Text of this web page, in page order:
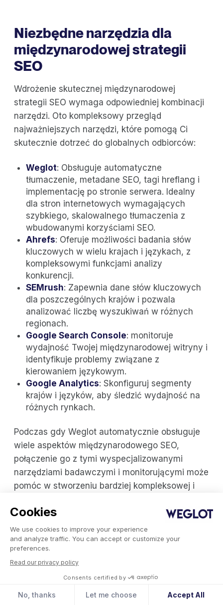
Cookies
We use cookies to improve your experience
and analyze traffic. You can accept or customize your
preferences.
Read our privacy policy
Consents certified by
No, thanks Let me choose Accept All
Niezbędne narzędzia dla
międzynarodowej strategii
SEO
Wdrożenie skutecznej międzynarodowej
strategii SEO wymaga odpowiedniej kombinacji
narzędzi. Oto kompleksowy przegląd
najważniejszych narzędzi, które pomogą Ci
skutecznie dotrzeć do globalnych odbiorców:
Weglot: Obsługuje automatyczne
tłumaczenie, metadane SEO, tagi hreflang i
implementację po stronie serwera. Idealny
dla stron internetowych wymagających
szybkiego, skalowalnego tłumaczenia z
wbudowanymi korzyściami SEO.
Ahrefs: Oferuje możliwości badania słów
kluczowych w wielu krajach i językach, z
kompleksowymi funkcjami analizy
konkurencji.
SEMrush: Zapewnia dane słów kluczowych
dla poszczególnych krajów i pozwala
analizować liczbę wyszukiwań w różnych
regionach.
Google Search Console: monitoruje
wydajność Twojej międzynarodowej witryny i
identyfikuje problemy związane z
kierowaniem językowym.
Google Analytics: Skonfiguruj segmenty
krajów i języków, aby śledzić wydajność na
różnych rynkach.
Podczas gdy Weglot automatycznie obsługuje
wiele aspektów międzynarodowego SEO,
połączenie go z tymi wyspecjalizowanymi
narzędziami badawczymi i monitorującymi może
pomóc w stworzeniu bardziej kompleksowej i
Zobacz, jak dostosowaliśmy naszą strategię
SEO w odpowiedzi na gwałtowne zmiany
zachodzące w wyszukiwaniu opartym na
sztucznej inteligencji: